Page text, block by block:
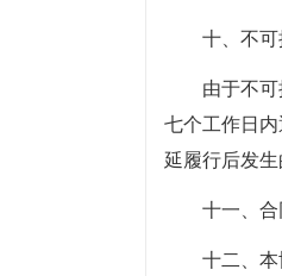
十、不
由于不
七个工作日
延履行后发生
十一、合
十二、本